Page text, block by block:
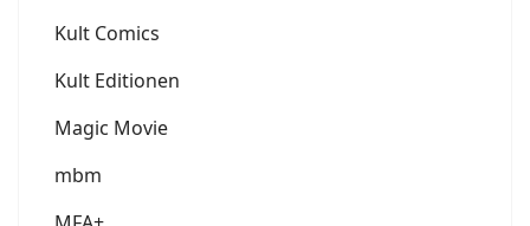
Kult Comics
Kult Editionen
Magic Movie
mbm